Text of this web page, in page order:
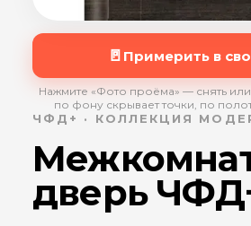
🚪 Примерить в
Нажмите «Фото проёма» — снять
по фону скрывает точки, по
ЧФД+ · КОЛЛЕКЦИЯ
дверь